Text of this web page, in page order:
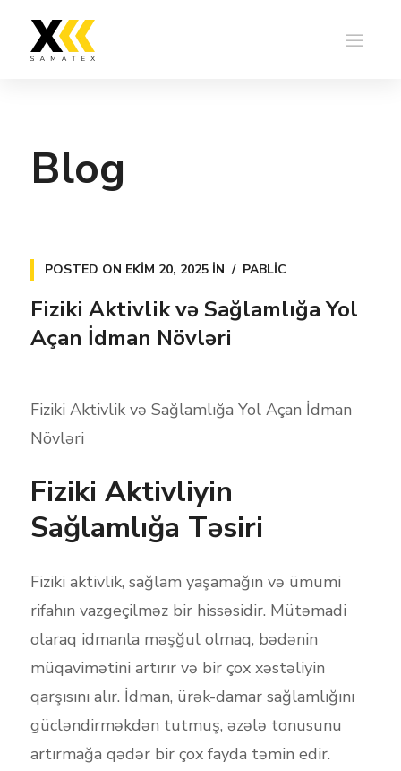
Blog
POSTED ON EKIM 20, 2025IN PABLIC
Fiziki Aktivlik və Sağlamlığa Yol
Açan İdman Növləri
Fiziki Aktivlik və Sağlamlığa Yol Açan İdman
Növləri
Fiziki Aktivliyin
Sağlamlığa Təsiri
Fiziki aktivlik, sağlam yaşamağın və ümumi
rifahın vazgeçilməz bir hissəsidir. Mütəmadi
olaraq idmanla məşğul olmaq, bədənin
müqavimətini artırır və bir çox xəstəliyin
qarşısını alır. İdman, ürək-damar sağlamlığını
gücləndirməkdən tutmuş, əzələ tonusunu
artırmağa qədər bir çox fayda təmin edir.